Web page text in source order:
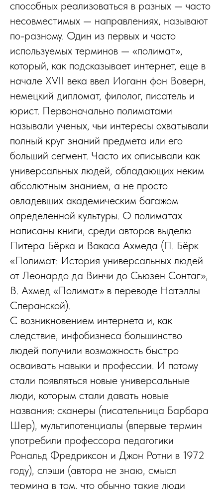
способных реализоваться в разных — часто
несовместимых — направлениях, называют
по-разному. Один из первых и часто
используемых терминов — «полимат»,
который, как подсказывает интернет, еще в
начале XVII века ввел Иоганн фон Воверн,
немецкий дипломат, филолог, писатель и
юрист. Первоначально полиматами
называли ученых, чьи интересы охватывали
полный круг знаний предмета или его
больший сегмент. Часто их описывали как
универсальных людей, обладающих неким
абсолютным знанием, а не просто
овладевших академическим багажом
определенной культуры. О полиматах
написаны книги, среди авторов выделю
Питера Бёрка и Вакаса Ахмеда (П. Бёрк
«Полимат: История универсальных людей
от Леонардо да Винчи до Сьюзен Сонтаг»,
В. Ахмед «Полимат» в переводе Натэллы
Сперанской).
С возникновением интернета и, как
следствие, инфобизнеса большинство
людей получили возможность быстро
осваивать навыки и профессии. И потому
стали появляться новые универсальные
люди, которым стали давать новые
названия: сканеры (писательница Барбара
Шер), мультипотенциалы (впервые термин
употребили профессора педагогики
Рональд Фредриксон и Джон Ротни в 1972
году), слэши (автора не знаю, смысл
термина в том, что обычно такие люди